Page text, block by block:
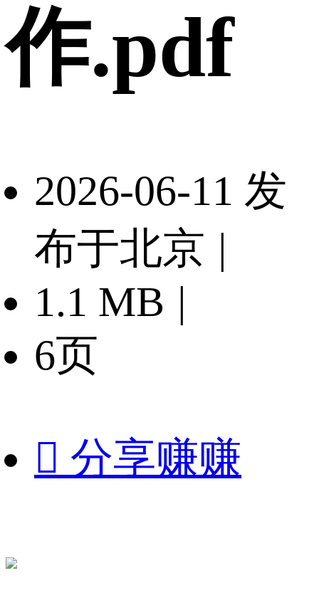
作.pdf
2026-06-11 发
布于北京 |
1.1 MB |
6页
 分享赚赚